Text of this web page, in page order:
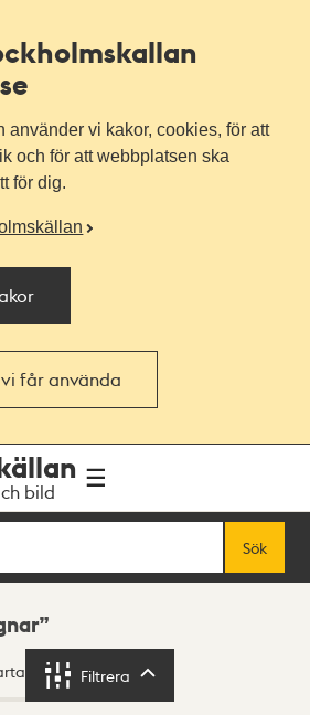
använder vi kakor, cookies, för att
och för att webbplatsen ska
för dig.
får använda
bild
Sök
Filtrera